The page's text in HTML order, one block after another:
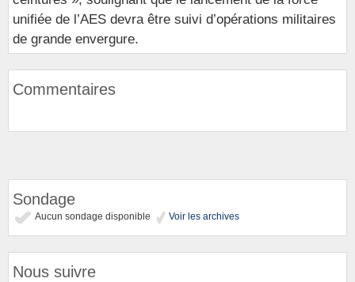
unifiée de l’AES devra être suivi d’opérations militaires
de grande envergure.
Commentaires
Sondage
Aucun sondage disponible Voir les archives
Nous suivre